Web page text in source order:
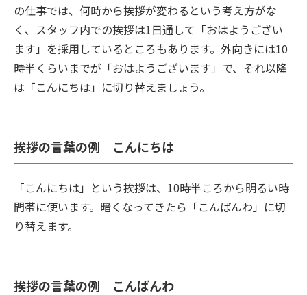
の仕事では、何時から挨拶が変わるという考え方がな
く、スタッフ内での挨拶は1日通して「おはようござい
ます」を採用しているところもあります。外向きには10
時半くらいまでが「おはようございます」で、それ以降
は「こんにちは」に切り替えましょう。
挨拶の言葉の例 こんにちは
「こんにちは」という挨拶は、10時半ころから明るい時
間帯に使います。暗くなってきたら「こんばんわ」に切
り替えます。
挨拶の言葉の例 こんばんわ